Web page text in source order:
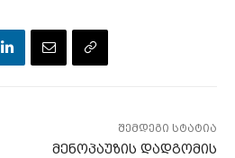
შემდეგი სტატია
მენოპაუზის დადგომის